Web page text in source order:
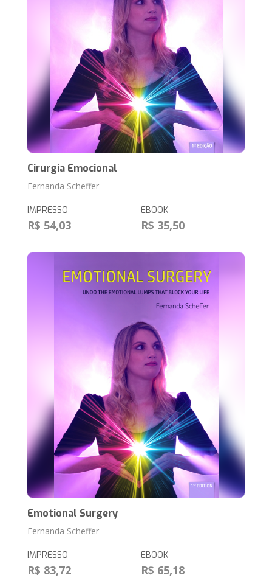
Cirurgia Emocional
Fernanda Scheffer
IMPRESSO
R$ 54,03
EBOOK
R$ 35,50
Emotional Surgery
Fernanda Scheffer
IMPRESSO
R$ 83,72
EBOOK
R$ 65,18